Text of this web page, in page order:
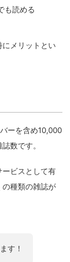
も読める
メリットとい
ーを含め10,000
数です。
ービスとして有
種類の雑誌が
す！